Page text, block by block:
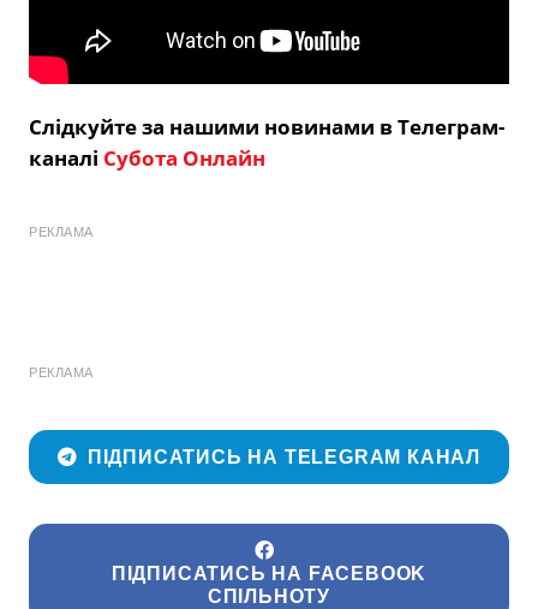
Слідкуйте за нашими новинами в Телеграм-
каналі Субота Онлайн
РЕКЛАМА
РЕКЛАМА
ПІДПИСАТИСЬ НА TELEGRAM КАНАЛ
ПІДПИСАТИСЬ НА FACEBOOK
СПІЛЬНОТУ